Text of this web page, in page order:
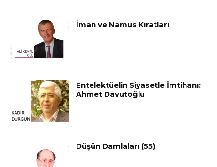
İman ve Namus Kıratları
Entelektüelin Siyasetle İmtihanı:
Ahmet Davutoğlu
Düşün Damlaları (55)